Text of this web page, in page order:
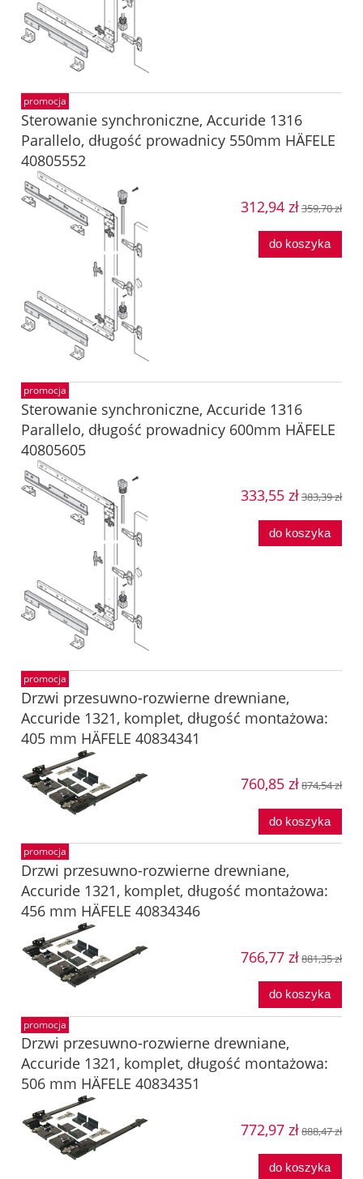
Sterowanie synchroniczne, Accuride 1316
Parallelo, długość prowadnicy 550mm HÄFELE
40805552
312,94 zł359,70 zł
do koszyka
promocja
Sterowanie synchroniczne, Accuride 1316
Parallelo, długość prowadnicy 600mm HÄFELE
40805605
333,55 zł383,39 zł
do koszyka
promocja
Drzwi przesuwno-rozwierne drewniane,
Accuride 1321, komplet, długość montażowa:
405 mm HÄFELE 40834341
760,85 zł874,54 zł
do koszyka
promocja
Drzwi przesuwno-rozwierne drewniane,
Accuride 1321, komplet, długość montażowa:
456 mm HÄFELE 40834346
766,77 zł881,35 zł
do koszyka
promocja
Drzwi przesuwno-rozwierne drewniane,
Accuride 1321, komplet, długość montażowa:
506 mm HÄFELE 40834351
772,97 zł888,47 zł
do koszyka
promocja